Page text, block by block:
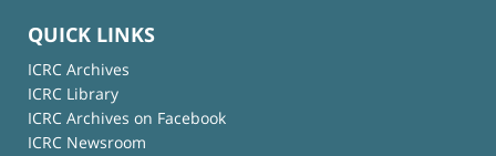
QUICK LINKS
ICRC Archives
ICRC Library
ICRC Archives on Facebook
ICRC Newsroom